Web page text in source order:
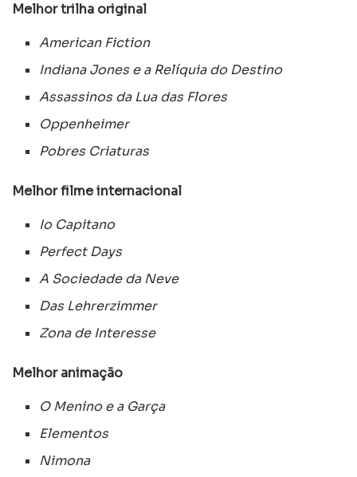
Melhor trilha original
American Fiction
Indiana Jones e a Relíquia do Destino
Assassinos da Lua das Flores
Oppenheimer
Pobres Criaturas
Melhor filme internacional
Io Capitano
Perfect Days
A Sociedade da Neve
Das Lehrerzimmer
Zona de Interesse
Melhor animação
O Menino e a Garça
Elementos
Nimona